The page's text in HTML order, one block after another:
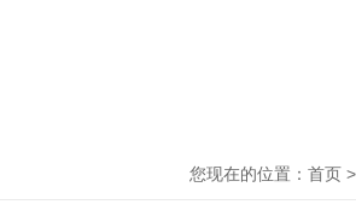
您现在的位置： 首页 >